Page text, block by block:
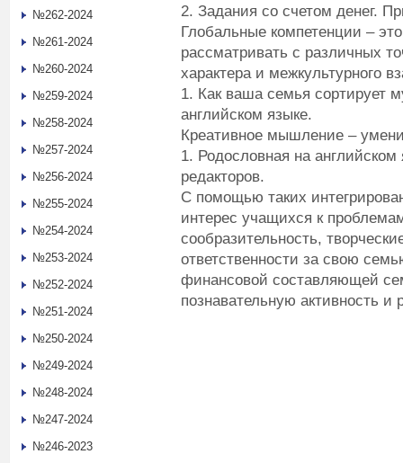
2. Задания со счетом денег.
Глобальные компетенции –
рассматривать с различных
характера и межкультурного
1. Как ваша семья сортирует
английском языке.
Креативное мышление –
1. Родословная на
редакторов.
С помощью таких
интерес учащихся к
сообразительность,
ответственности за свою
финансовой составляющей
познавательную активность и
№262-2024
№261-2024
№260-2024
№259-2024
№258-2024
№257-2024
№256-2024
№255-2024
№254-2024
№253-2024
№252-2024
№251-2024
№250-2024
№249-2024
№248-2024
№247-2024
№246-2023